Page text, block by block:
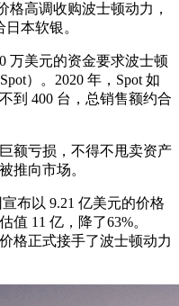
高调收购波士顿动力，
本软银。
美元的资金要求波士顿
）。2020 年，Spot 如
到 400 台，总销售额约合
亏损，不得不甩卖资产
推向市场。
布以 9.21 亿美元的价格
值 11 亿，降了63%。
格正式接手了波士顿动力